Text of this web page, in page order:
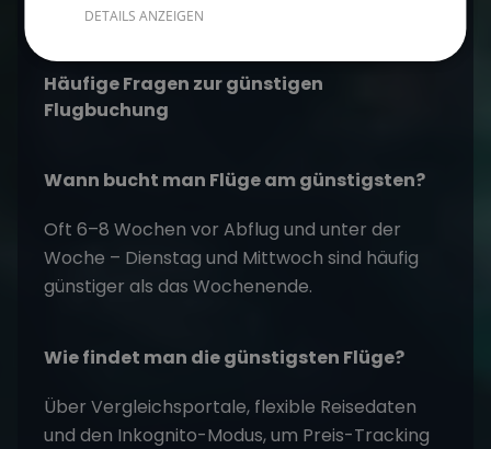
Häufige Fragen zur günstigen
Flugbuchung
Wann bucht man Flüge am günstigsten?
Oft 6–8 Wochen vor Abflug und unter der
Woche – Dienstag und Mittwoch sind häufig
günstiger als das Wochenende.
Wie findet man die günstigsten Flüge?
Über Vergleichsportale, flexible Reisedaten
und den Inkognito-Modus, um Preis-Tracking
DETAILS ANZEIGEN